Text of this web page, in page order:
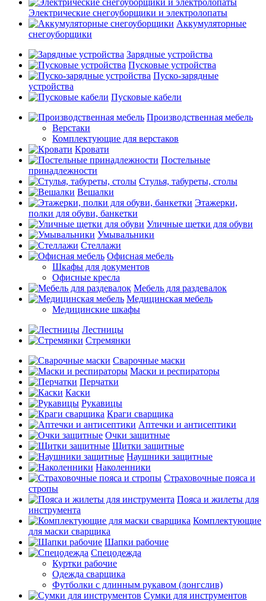
Электрические снегоуборщики и электролопаты
Аккумуляторные
снегоуборщики
Зарядные устройства
Пусковые устройства
Пуско-зарядные
устройства
Пусковые кабели
Производственная мебель
Верстаки
Комплектующие для верстаков
Кровати
Постельные
принадлежности
Стулья, табуреты, столы
Вешалки
Этажерки,
полки для обуви, банкетки
Уличные щетки для обуви
Умывальники
Стеллажи
Офисная мебель
Шкафы для документов
Офисные кресла
Мебель для раздевалок
Медицинская мебель
Медицинские шкафы
Лестницы
Стремянки
Сварочные маски
Маски и респираторы
Перчатки
Каски
Рукавицы
Краги сварщика
Аптечки и антисептики
Очки защитные
Щитки защитные
Наушники защитные
Наколенники
Страховочные пояса и
стропы
Пояса и жилеты для
инструмента
Комплектующие
для маски сварщика
Шапки рабочие
Спецодежда
Куртки рабочие
Одежда сварщика
Футболки с длинным рукавом (лонгслив)
Сумки для инструментов